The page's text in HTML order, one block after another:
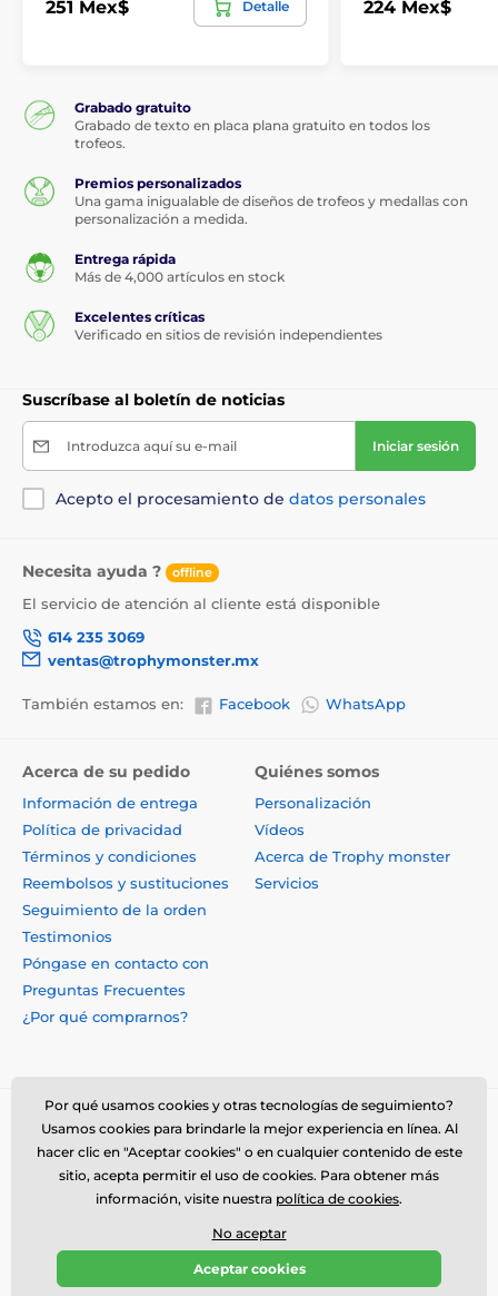
251 Mex$ Detalle 224 Mex$
Grabado gratuito
Grabado de texto en placa plana gratuito en todos los
trofeos.
Premios personalizados
Una gama inigualable de diseños de trofeos y medallas con
personalización a medida.
Entrega rápida
Más de 4,000 artículos en stock
Excelentes críticas
Verificado en sitios de revisión independientes
Suscríbase al boletín de noticias
Introduzca aquí su e-mail Iniciar sesión
Acepto el procesamiento de datos personales
Necesita ayuda ? offline
El servicio de atención al cliente está disponible
614 235 3069
ventas@trophymonster.mx
También estamos en: Facebook WhatsApp
Acerca de su pedido
Información de entrega
Política de privacidad
Términos y condiciones
Reembolsos y sustituciones
Seguimiento de la orden
Testimonios
Póngase en contacto con
Preguntas Frecuentes
¿Por qué comprarnos?
Quiénes somos
Personalización
Vídeos
Acerca de Trophy monster
Servicios
© 2026 www.trophymonster.mx ⦁ Tienda electrónica creada por
SIMPLIA.cz
Por qué usamos cookies y otras tecnologías de seguimiento?
Usamos cookies para brindarle la mejor experiencia en línea. Al
hacer clic en "Aceptar cookies" o en cualquier contenido de este
sitio, acepta permitir el uso de cookies. Para obtener más
información, visite nuestra política de cookies.
No aceptar
Aceptar cookies